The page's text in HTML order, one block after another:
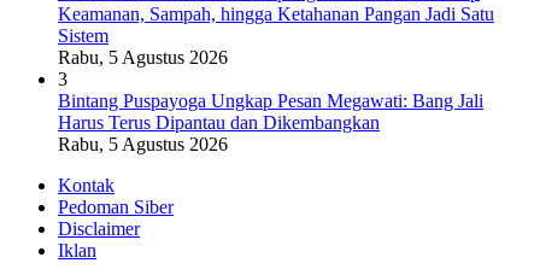
Keamanan, Sampah, hingga Ketahanan Pangan Jadi Satu
Sistem
Rabu, 5 Agustus 2026
3
Bintang Puspayoga Ungkap Pesan Megawati: Bang Jali
Harus Terus Dipantau dan Dikembangkan
Rabu, 5 Agustus 2026
Kontak
Pedoman Siber
Disclaimer
Iklan